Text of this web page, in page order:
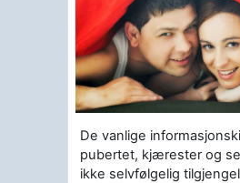
De vanlige
pubertet, kjærester og
ikke selvfølgelig